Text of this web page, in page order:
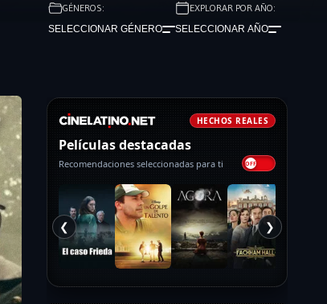
GÉNEROS:
SELECCIONAR GÉNERO
EXPLORAR POR AÑO:
SELECCIONAR AÑO
HECHOS REALES
Películas destacadas
Recomendaciones seleccionadas para ti
❮ ❯